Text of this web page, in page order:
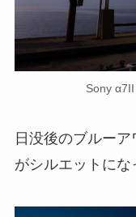
Sony
日没後のブルー
がシルエットにな